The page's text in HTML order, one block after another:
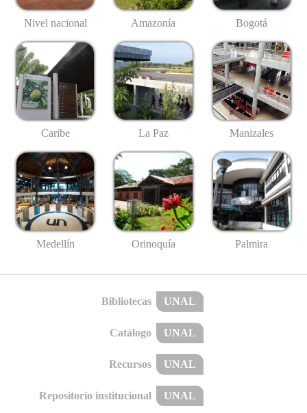
Nivel nacional Amazonía Bogotá
Caribe La Paz Manizales
Medellín Orinoquía Palmira
Bibliotecas UNAL
Catálogo UNAL
Recursos UNAL
Repositorio institucional UNAL